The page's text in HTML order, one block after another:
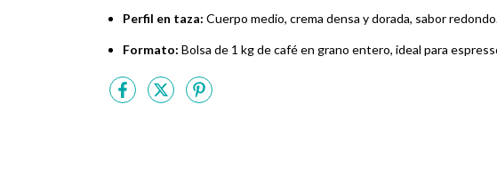
Perfil en taza: Cuerpo medio, crema densa y dorada, sabor
Formato: Bolsa de 1 kg de café en grano entero, ideal para